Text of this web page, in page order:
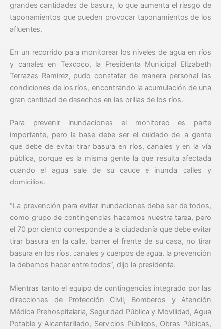
grandes cantidades de basura, lo que aumenta el riesgo de
taponamientos que pueden provocar taponamientos de los
afluentes.
En un recorrido para monitorear los niveles de agua en ríos
y canales en Texcoco, la Presidenta Municipal Elizabeth
Terrazas Ramírez, pudo constatar de manera personal las
condiciones de los ríos, encontrando la acumulación de una
gran cantidad de desechos en las orillas de los ríos.
Para prevenir inundaciones el monitoreo es parte
importante, pero la base debe ser el cuidado de la gente
que debe de evitar tirar basura en ríos, canales y en la vía
pública, porque es la misma gente la que resulta afectada
cuando el agua sale de su cauce e inunda calles y
domicilios.
“La prevención para evitar inundaciones debe ser de todos,
como grupo de contingencias hacemos nuestra tarea, pero
el 70 por ciento corresponde a la ciudadanía que debe evitar
tirar basura en la calle, barrer el frente de su casa, no tirar
basura en los ríos, canales y cuerpos de agua, la prevención
la debemos hacer entre todos”, dijo la presidenta.
Mientras tanto el equipo de contingencias integrado por las
direcciones de Protección Civil, Bomberos y Atención
Médica Prehospitalaria, Seguridad Pública y Movilidad, Agua
Potable y Alcantarillado, Servicios Públicos, Obras Púbicas,